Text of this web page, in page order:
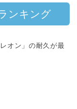
ンキング
オン」の耐久が最